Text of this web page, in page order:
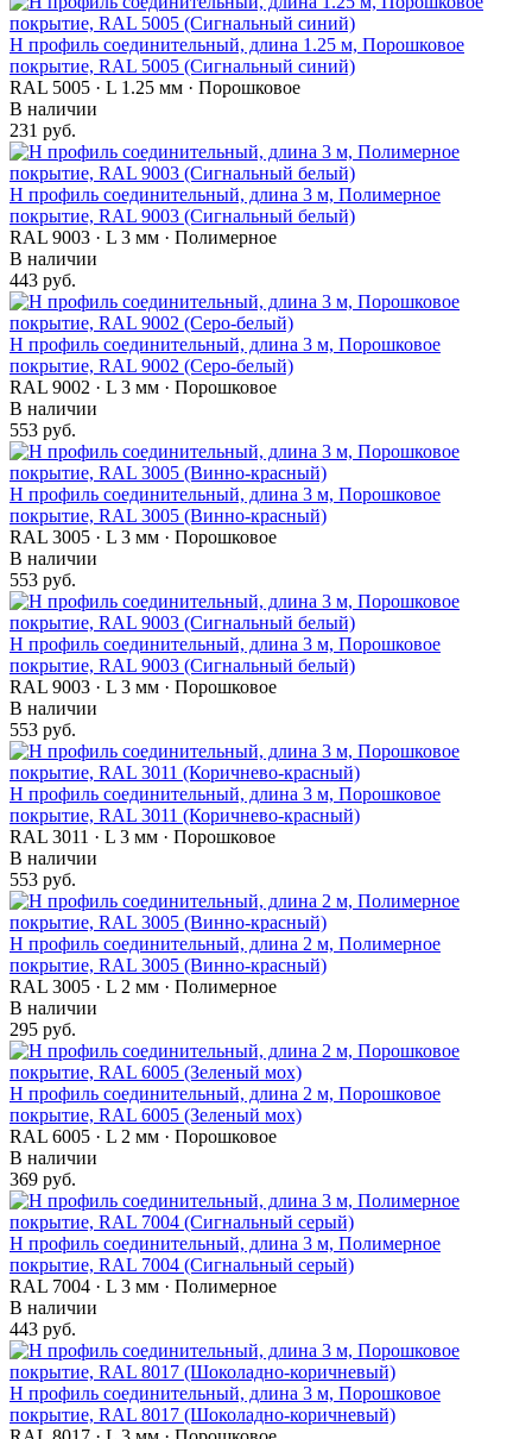
Н профиль соединительный, длина 1.25 м, Порошковое
покрытие, RAL 5005 (Сигнальный синий)
RAL 5005 · L 1.25 мм · Порошковое
В наличии
231 руб.
Н профиль соединительный, длина 3 м, Полимерное
покрытие, RAL 9003 (Сигнальный белый)
RAL 9003 · L 3 мм · Полимерное
В наличии
443 руб.
Н профиль соединительный, длина 3 м, Порошковое
покрытие, RAL 9002 (Серо-белый)
RAL 9002 · L 3 мм · Порошковое
В наличии
553 руб.
Н профиль соединительный, длина 3 м, Порошковое
покрытие, RAL 3005 (Винно-красный)
RAL 3005 · L 3 мм · Порошковое
В наличии
553 руб.
Н профиль соединительный, длина 3 м, Порошковое
покрытие, RAL 9003 (Сигнальный белый)
RAL 9003 · L 3 мм · Порошковое
В наличии
553 руб.
Н профиль соединительный, длина 3 м, Порошковое
покрытие, RAL 3011 (Коричнево-красный)
RAL 3011 · L 3 мм · Порошковое
В наличии
553 руб.
Н профиль соединительный, длина 2 м, Полимерное
покрытие, RAL 3005 (Винно-красный)
RAL 3005 · L 2 мм · Полимерное
В наличии
295 руб.
Н профиль соединительный, длина 2 м, Порошковое
покрытие, RAL 6005 (Зеленый мох)
RAL 6005 · L 2 мм · Порошковое
В наличии
369 руб.
Н профиль соединительный, длина 3 м, Полимерное
покрытие, RAL 7004 (Сигнальный серый)
RAL 7004 · L 3 мм · Полимерное
В наличии
443 руб.
Н профиль соединительный, длина 3 м, Порошковое
покрытие, RAL 8017 (Шоколадно-коричневый)